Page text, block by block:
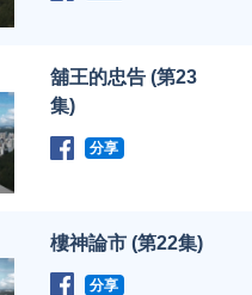
舖王的忠告 (第23
集)
分享
樓神論市 (第22集)
分享